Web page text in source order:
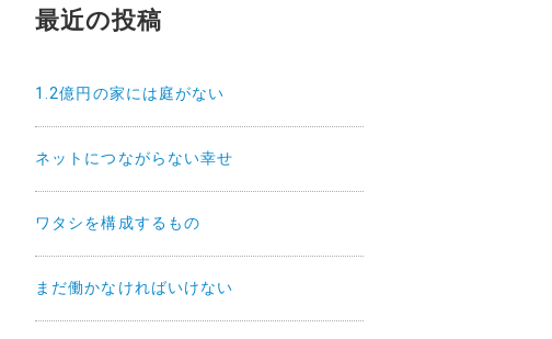
最近の投稿
1.2億円の家には庭がない
ネットにつながらない幸せ
ワタシを構成するもの
まだ働かなければいけない